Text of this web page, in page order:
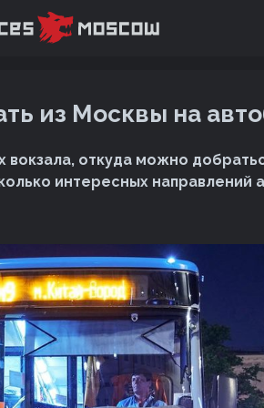
из Москвы на
вокзала, откуда можно
интересных направлений